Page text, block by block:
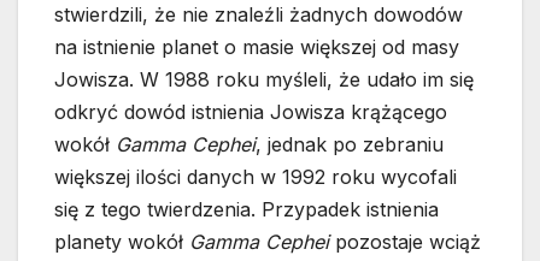
stwierdzili, że nie znaleźli żadnych dowodów
na istnienie planet o masie większej od masy
Jowisza. W 1988 roku myśleli, że udało im się
odkryć dowód istnienia Jowisza krążącego
wokół Gamma Cephei, jednak po zebraniu
większej ilości danych w 1992 roku wycofali
się z tego twierdzenia. Przypadek istnienia
planety wokół Gamma Cepheipozostaje wciąż